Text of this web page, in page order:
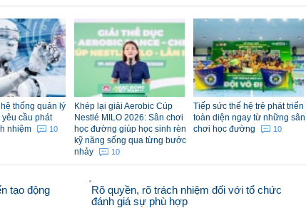
thống quản lý
cầu phát
nhiệm
10
Khép lại giải Aerobic Cúp
Nestlé MILO 2026: Sân chơi
học đường giúp học sinh rèn
kỹ năng sống qua từng bước
nhảy
10
Tiếp sức thế hệ trẻ phát triển
toàn diện ngay từ những sân
chơi học đường
10
tạo động
Rõ quyền, rõ trách nhiệm đối với tổ chức
đánh giá sự phù hợp